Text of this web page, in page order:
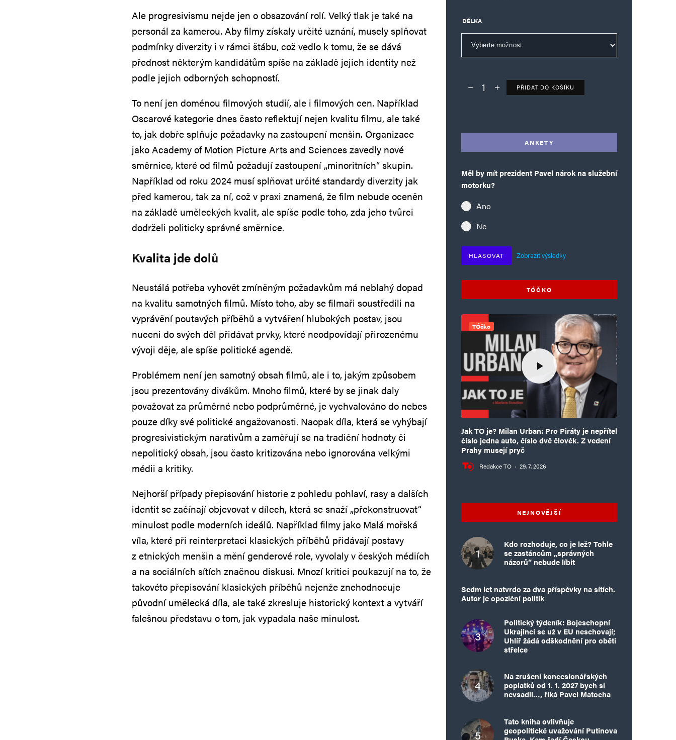
Ale progresivismu nejde jen o obsazování rolí. Velký tlak je také na
personál za kamerou. Aby filmy získaly určité uznání, musely splňovat
podmínky diverzity i v rámci štábu, což vedlo k tomu, že se dává
přednost některým kandidátům spíše na základě jejich identity než
podle jejich odborných schopností.
To není jen doménou filmových studií, ale i filmových cen. Například
Oscarové kategorie dnes často reflektují nejen kvalitu filmu, ale také
to, jak dobře splňuje požadavky na zastoupení menšin. Organizace
jako Academy of Motion Picture Arts and Sciences zavedly nové
směrnice, které od filmů požadují zastoupení „minoritních“ skupin.
Například od roku 2024 musí splňovat určité standardy diverzity jak
před kamerou, tak za ní, což v praxi znamená, že film nebude oceněn
na základě uměleckých kvalit, ale spíše podle toho, zda jeho tvůrci
dodrželi politicky správné směrnice.
Kvalita jde dolů
Neustálá potřeba vyhovět zmíněným požadavkům má neblahý dopad
na kvalitu samotných filmů. Místo toho, aby se filmaři soustředili na
vyprávění poutavých příběhů a vytváření hlubokých postav, jsou
nuceni do svých děl přidávat prvky, které neodpovídají přirozenému
vývoji děje, ale spíše politické agendě.
Problémem není jen samotný obsah filmů, ale i to, jakým způsobem
jsou prezentovány divákům. Mnoho filmů, které by se jinak daly
považovat za průměrné nebo podprůměrné, je vychvalováno do nebes
pouze díky své politické angažovanosti. Naopak díla, která se vyhýbají
progresivistickým narativům a zaměřují se na tradiční hodnoty či
nepolitický obsah, jsou často kritizována nebo ignorována velkými
médii a kritiky.
Nejhorší případy přepisování historie z pohledu pohlaví, rasy a dalších
identit se začínají objevovat v dílech, která se snaží „překonstruovat“
minulost podle moderních ideálů. Například filmy jako Malá mořská
víla, které při reinterpretaci klasických příběhů přidávají postavy
z etnických menšin a mění genderové role, vyvolaly v českých médiích
a na sociálních sítích značnou diskusi. Mnozí kritici poukazují na to, že
takovéto přepisování klasických příběhů nejenže znehodnocuje
původní umělecká díla, ale také zkresluje historický kontext a vytváří
falešnou představu o tom, jak vypadala naše minulost.
DÉLKA
Deník TO – verze bez reklam množství
PŘIDAT DO KOŠÍKU
ANKETY
Měl by mít prezident Pavel nárok na služební
motorku?
Ano
Ne
HLASOVAT Zobrazit výsledky
TÓČKO
TÓčko
Jak TO je? Milan Urban: Pro Piráty je nepřítel
číslo jedna auto, číslo dvě člověk. Z vedení
Prahy musejí pryč
Redakce TO · 29. 7. 2026
NEJNOVĚJŠÍ
Kdo rozhoduje, co je lež? Tohle
se zastáncům „správných
názorů“ nebude líbit
Sedm let natvrdo za dva příspěvky na sítích.
Autor je opoziční politik
Politický týdeník: Bojeschopní
Ukrajinci se už v EU neschovají;
Uhlíř žádá odškodnění pro oběti
střelce
Na zrušení koncesionářských
poplatků od 1. 1. 2027 bych si
nevsadil…, říká Pavel Matocha
Tato kniha ovlivňuje
geopolitické uvažování Putinova